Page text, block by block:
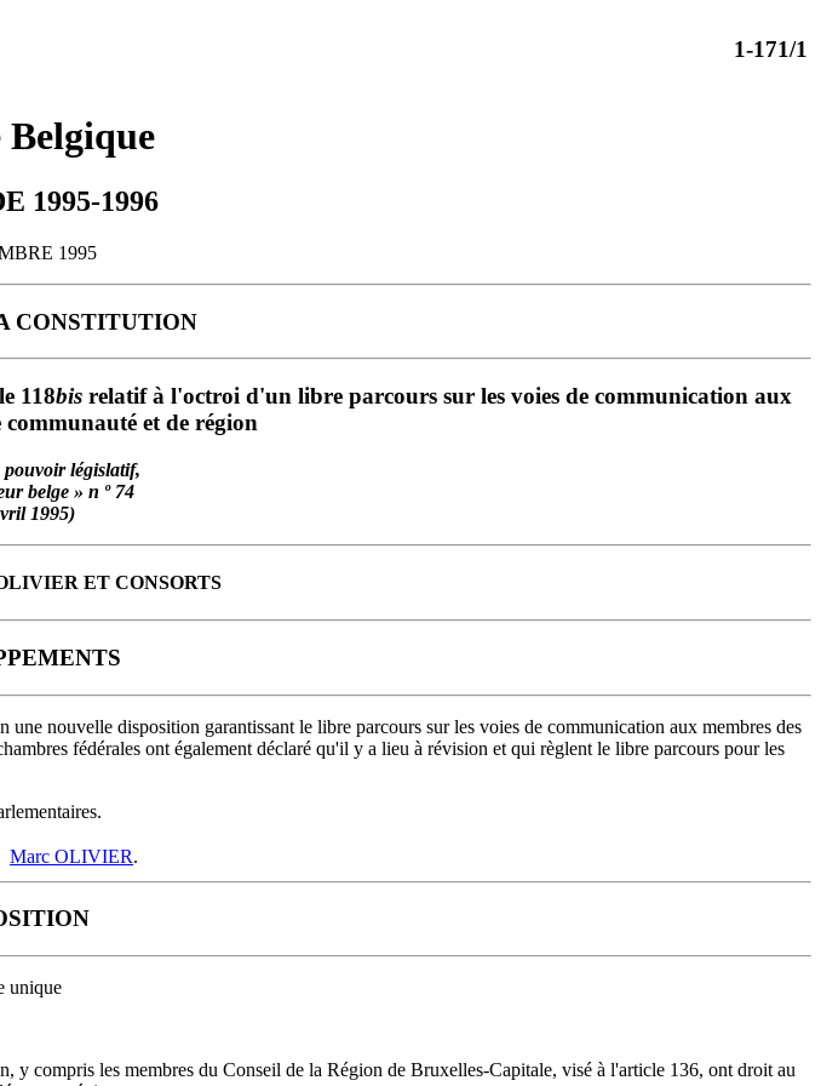
1-171/1
Belgique
1995-1996
1995
CONSTITUTION
118bis relatif à l'octroi d'un libre parcours sur les voies de communication aux
communauté et de région
législatif,
belge » n º 74
1995)
ET CONSORTS
nouvelle disposition garantissant le libre parcours sur les voies de communication aux membres des
fédérales ont également déclaré qu'il y a lieu à révision et qui règlent le libre parcours pour les
Marc OLIVIER.
unique
y compris les membres du Conseil de la Région de Bruxelles-Capitale, visé à l'article 136, ont droit au